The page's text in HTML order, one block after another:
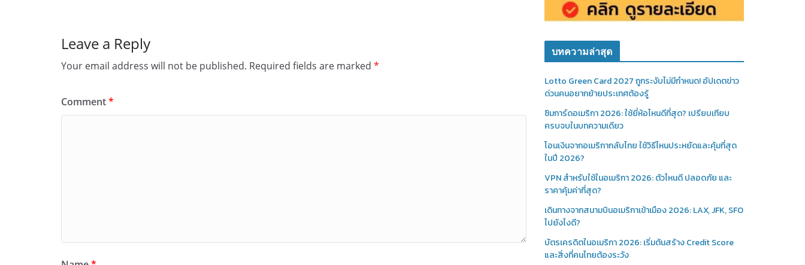
Leave a Reply
Your email address will not be published. Required fields are marked *
Comment*
บทความล่าสุด
Lotto Green Card 2027 ถูกระงับไม่มีกำหนด! อัปเดตข่าว
ด่วนคนอยากย้ายประเทศต้องรู้
ซิมการ์ดอเมริกา 2026: ใช้ยี่ห้อไหนดีที่สุด? เปรียบเทียบ
ครบจบในบทความเดียว
โอนเงินจากอเมริกากลับไทย ใช้วิธีไหนประหยัดและคุ้มที่สุด
ในปี 2026?
VPN สำหรับใช้ในอเมริกา 2026: ตัวไหนดี ปลอดภัย และ
ราคาคุ้มค่าที่สุด?
เดินทางจากสนามบินอเมริกาเข้าเมือง 2026: LAX, JFK, SFO
ไปยังไงดี?
บัตรเครดิตในอเมริกา 2026: เริ่มต้นสร้าง Credit Score
และสิ่งที่คนไทยต้องระวัง